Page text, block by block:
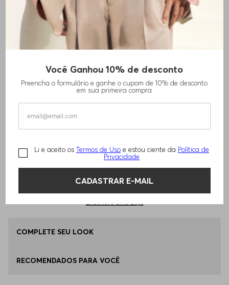
Você Ganhou 10% de desconto
Preencha o formulário e ganhe o cupom de 10% de desconto
em sua primeira compra
Li e aceito os Termos de Uso e estou ciente da Política de
Privacidade
CADASTRAR E-MAIL
CAMISETA DE ALGODÃO COM LOGO AZUL
Qual o seu Tamanho? Tabela de Tamanhos
P - S
M - M
ADICIONAR AO CARRINHO
Encontre uma Loja
COMPLETE SEU LOOK
RECOMENDADOS PARA VOCÊ